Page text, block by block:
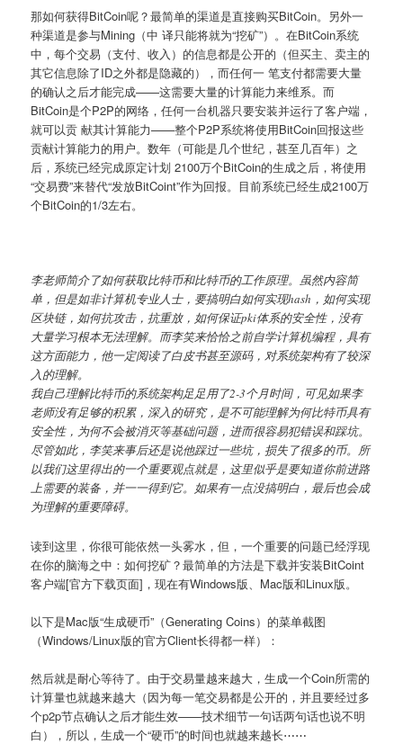
那如何获得BitCoin呢？最简单的渠道是直接购买BitCoin。另外一
种渠道是参与Mining（中 译只能将就为“挖矿”）。在BitCoin系统
中，每个交易（支付、收入）的信息都是公开的（但买主、卖主的
其它信息除了ID之外都是隐藏的），而任何一 笔支付都需要大量
的确认之后才能完成——这需要大量的计算能力来维系。而
BitCoin是个P2P的网络，任何一台机器只要安装并运行了客户端，
就可以贡 献其计算能力——整个P2P系统将使用BitCoin回报这些
贡献计算能力的用户。数年（可能是几个世纪，甚至几百年）之
后，系统已经完成原定计划 2100万个BitCoin的生成之后，将使用
“交易费”来替代“发放BitCoint”作为回报。目前系统已经生成2100万
个BitCoin的1/3左右。
李老师简介了如何获取比特币和比特币的工作原理。虽然内容简
单，但是如非计算机专业人士，要搞明白如何实现hash，如何实现
区块链，如何抗攻击，抗重放，如何保证pki体系的安全性，没有
大量学习根本无法理解。而李笑来恰恰之前自学计算机编程，具有
这方面能力，他一定阅读了白皮书甚至源码，对系统架构有了较深
入的理解。
我自己理解比特币的系统架构足足用了2-3个月时间，可见如果李
老师没有足够的积累，深入的研究，是不可能理解为何比特币具有
安全性，为何不会被消灭等基础问题，进而很容易犯错误和踩坑。
尽管如此，李笑来事后还是说他踩过一些坑，损失了很多的币。所
以我们这里得出的一个重要观点就是，这里似乎是要知道你前进路
上需要的装备，并一一得到它。如果有一点没搞明白，最后也会成
为理解的重要障碍。
读到这里，你很可能依然一头雾水，但，一个重要的问题已经浮现
在你的脑海之中：如何挖矿？最简单的方法是下载并安装BitCoint
客户端[官方下载页面]，现在有Windows版、Mac版和Linux版。
以下是Mac版“生成硬币”（Generating Coins）的菜单截图
（Windows/Linux版的官方Client长得都一样）：
然后就是耐心等待了。由于交易量越来越大，生成一个Coin所需的
计算量也就越来越大（因为每一笔交易都是公开的，并且要经过多
个p2p节点确认之后才能生效——技术细节一句话两句话也说不明
白），所以，生成一个“硬币”的时间也就越来越长⋯⋯